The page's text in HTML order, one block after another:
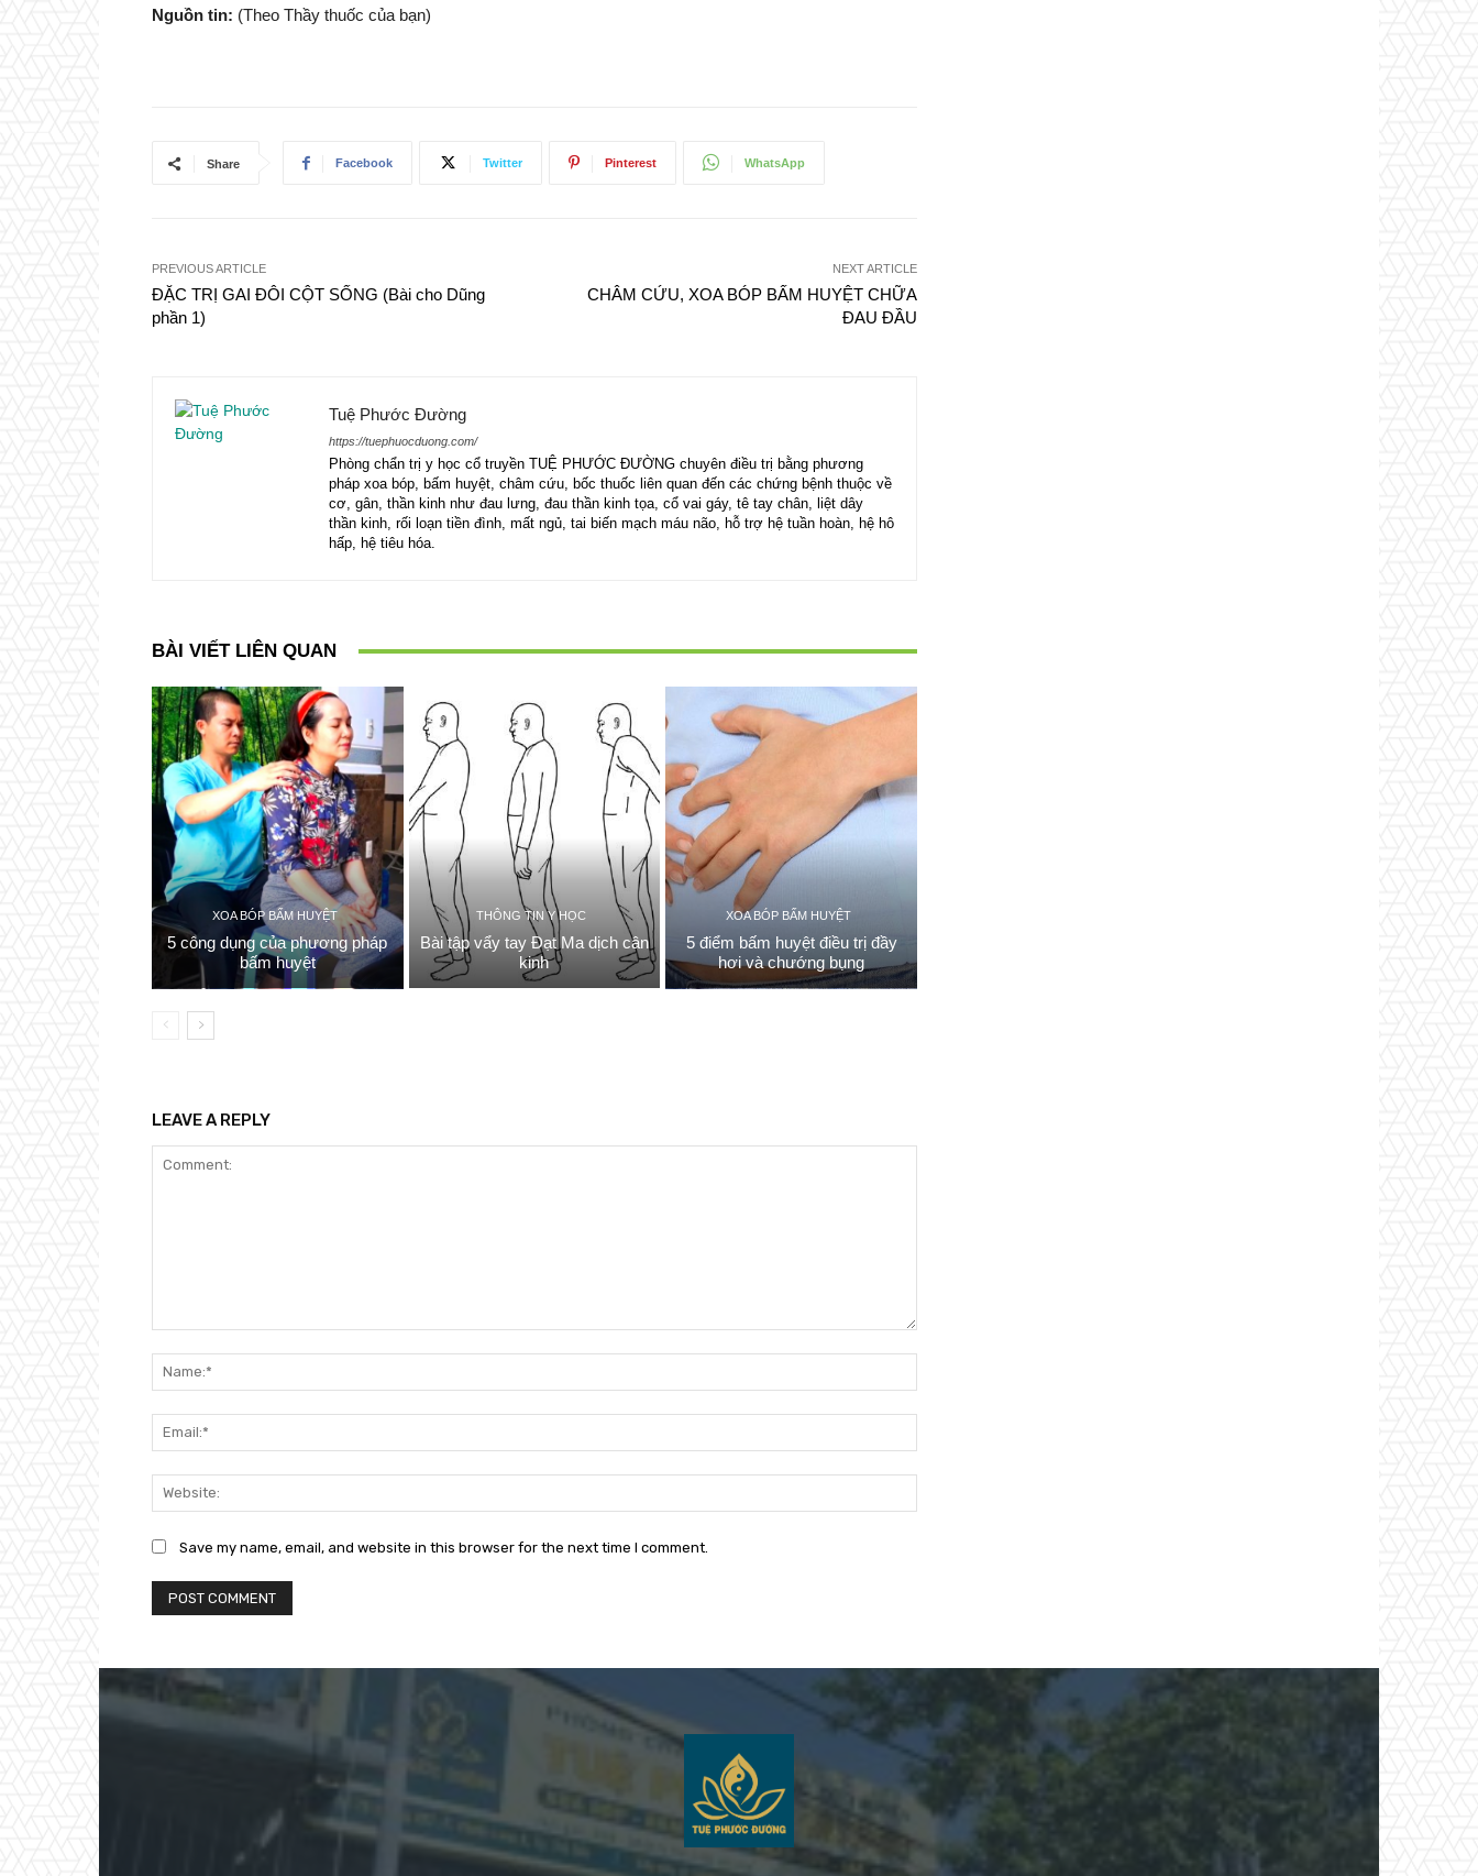
Nguồn tin: (Theo Thầy thuốc của bạn)
Share Facebook Twitter Pinterest WhatsApp
PREVIOUS ARTICLE
ĐẶC TRỊ GAI ĐÔI CỘT SỐNG (Bài cho Dũng
phần 1)
NEXT ARTICLE
CHÂM CỨU, XOA BÓP BẤM HUYỆT CHỮA
ĐAU ĐẦU
Tuệ Phước Đường
https://tuephuocduong.com/
Phòng chẩn trị y học cổ truyền TUỆ PHƯỚC ĐƯỜNG chuyên điều trị bằng phương
pháp xoa bóp, bấm huyệt, châm cứu, bốc thuốc liên quan đến các chứng bệnh thuộc về
cơ, gân, thần kinh như đau lưng, đau thần kinh tọa, cổ vai gáy, tê tay chân, liệt dây
thần kinh, rối loạn tiền đình, mất ngủ, tai biến mạch máu não, hỗ trợ hệ tuần hoàn, hệ hô
hấp, hệ tiêu hóa.
BÀI VIẾT LIÊN QUAN
XOA BÓP BẤM HUYỆT
5 công dụng của phương pháp
bấm huyệt
THÔNG TIN Y HỌC
Bài tập vẩy tay Đạt Ma dịch cân
kinh
XOA BÓP BẤM HUYỆT
5 điểm bấm huyệt điều trị đầy
hơi và chướng bụng
LEAVE A REPLY
Save my name, email, and website in this browser for the next time I comment.